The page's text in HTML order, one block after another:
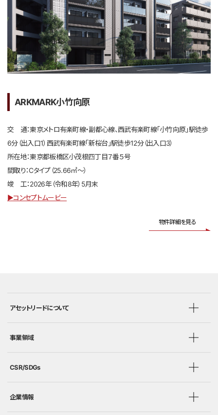
ARKMARK小竹向原
交 通：東京メトロ有楽町線・副都心線、西武有楽町線「小竹向原」駅徒歩
6分（出入口1）西武有楽町線「新桜台」駅徒歩12分（出入口3）
所在地：東京都板橋区小茂根四丁目７番５号
間取り：Cタイプ（25.66㎡～）
竣 工：2026年（令和8年）5月末
▶コンセプトムービー
物件詳細を見る
アセットリードについて
事業領域
CSR/SDGs
企業情報